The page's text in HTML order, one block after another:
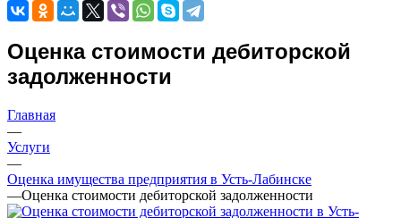
Оценка стоимости дебиторской
задолженности
Главная
—
Услуги
—
Оценка имущества предприятия в Усть-Лабинске
—Оценка стоимости дебиторской задолженности
Аксай
Алушта
Альметьевск
Ангарск
Анжеро-Судженск
Апрелевка
Арамиль
Арзамас
Архангельск